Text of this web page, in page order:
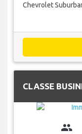
Chevrolet
CLASSE
group